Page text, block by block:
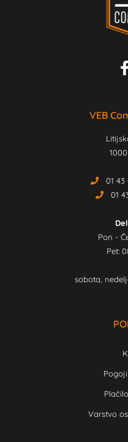
VEB
01 43
01
Pon -
Pet:
sobota,
Varstvo